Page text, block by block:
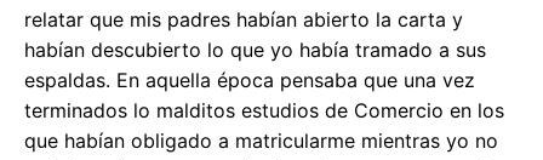
relatar que mis padres habían abierto la carta y
habían descubierto lo que yo había tramado a sus
espaldas. En aquella época pensaba que una vez
terminados lo malditos estudios de Comercio en los
que habían obligado a matricularme mientras yo no